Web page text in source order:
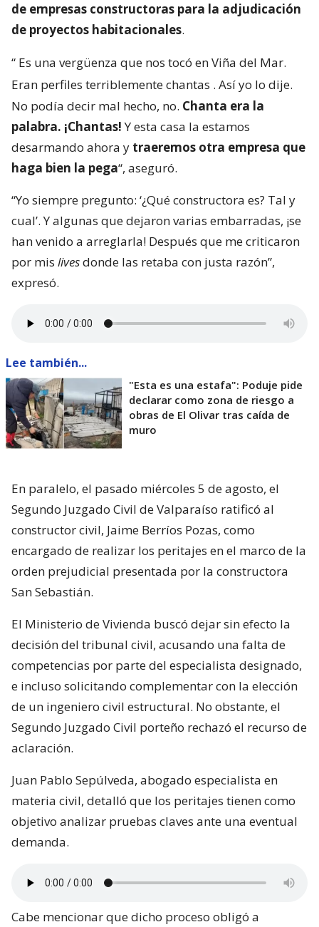
de empresas constructoras para la adjudicación
de proyectos habitacionales.
“ Es una vergüenza que nos tocó en Viña del Mar.
Eran perfiles terriblemente chantas . Así yo lo dije.
No podía decir mal hecho, no. Chanta era la
palabra. ¡Chantas!Y esta casa la estamos
desarmando ahora y traeremos otra empresa que
haga bien la pega“, aseguró.
“Yo siempre pregunto: ‘¿Qué constructora es? Tal y
cual’. Y algunas que dejaron varias embarradas, ¡se
han venido a arreglarla! Después que me criticaron
por mis livesdonde las retaba con justa razón”,
expresó.
Lee también...
"Esta es una estafa": Poduje pide
declarar como zona de riesgo a
obras de El Olivar tras caída de
muro
En paralelo, el pasado miércoles 5 de agosto, el
Segundo Juzgado Civil de Valparaíso ratificó al
constructor civil, Jaime Berríos Pozas, como
encargado de realizar los peritajes en el marco de la
orden prejudicial presentada por la constructora
San Sebastián.
El Ministerio de Vivienda buscó dejar sin efecto la
decisión del tribunal civil, acusando una falta de
competencias por parte del especialista designado,
e incluso solicitando complementar con la elección
de un ingeniero civil estructural. No obstante, el
Segundo Juzgado Civil porteño rechazó el recurso de
aclaración.
Juan Pablo Sepúlveda, abogado especialista en
materia civil, detalló que los peritajes tienen como
objetivo analizar pruebas claves ante una eventual
demanda.
Cabe mencionar que dicho proceso obligó a